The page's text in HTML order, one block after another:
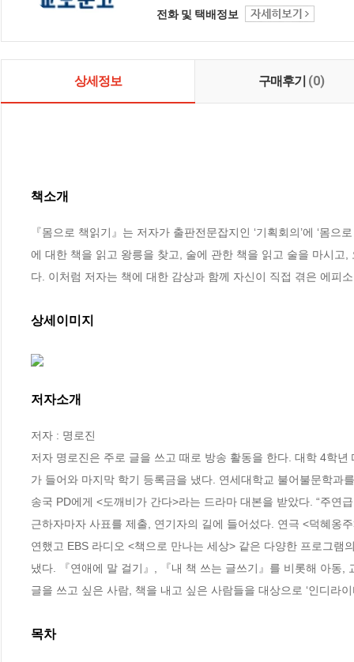
전화 및 택배정보
상세정보 구매후기 (0)
책소개
『몸으로 책읽기』는 저자가 출판전문잡지인 ‘기획회의’에 ‘몸
에 대한 책을 읽고 왕릉을 찾고, 술에 관한 책을 읽고 술을 마시
다. 이처럼 저자는 책에 대한 감상과 함께 자신이 직접 겪은 에피
상세이미지
저자소개
저자 : 명로진
저자 명로진은 주로 글을 쓰고 때로 방송 활동을 한다. 대학 4학
가 들어와 마지막 학기 등록금을 냈다. 연세대학교 불어불문학과
송국 PD에게 <도깨비가 간다>라는 드라마 대본을 받았다. “주연
근하자마자 사표를 제출, 연기자의 길에 들어섰다. 연극 <덕혜옹
연했고 EBS 라디오 <책으로 만나는 세상> 같은 다양한 프로그
냈다. 『연애에 말 걸기』, 『내 책 쓰는 글쓰기』를 비롯해 아동
글을 쓰고 싶은 사람, 책을 내고 싶은 사람들을 대상으로 ‘인디라
목차